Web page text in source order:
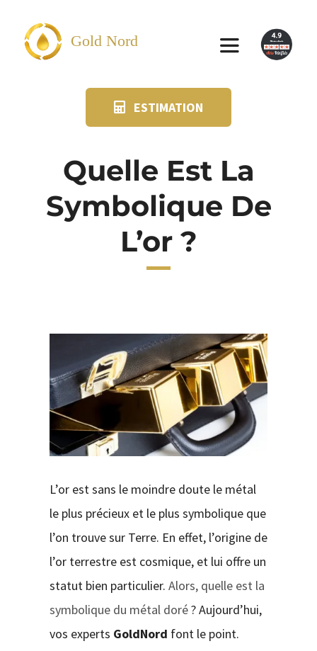
contenu
Gold Nord
Toggle
SUIVI KIT POSTAL
ESTIMATION
Quelle Est La
Symbolique De
L’or ?
L’or est sans le moindre doute le métal
le plus précieux et le plus symbolique que
l’on trouve sur Terre. En effet, l’origine de
l’or terrestre est cosmique, et lui offre un
statut bien particulier. Alors, quelle est la
symbolique du métal doré? Aujourd’hui,
vos experts GoldNord font le point.